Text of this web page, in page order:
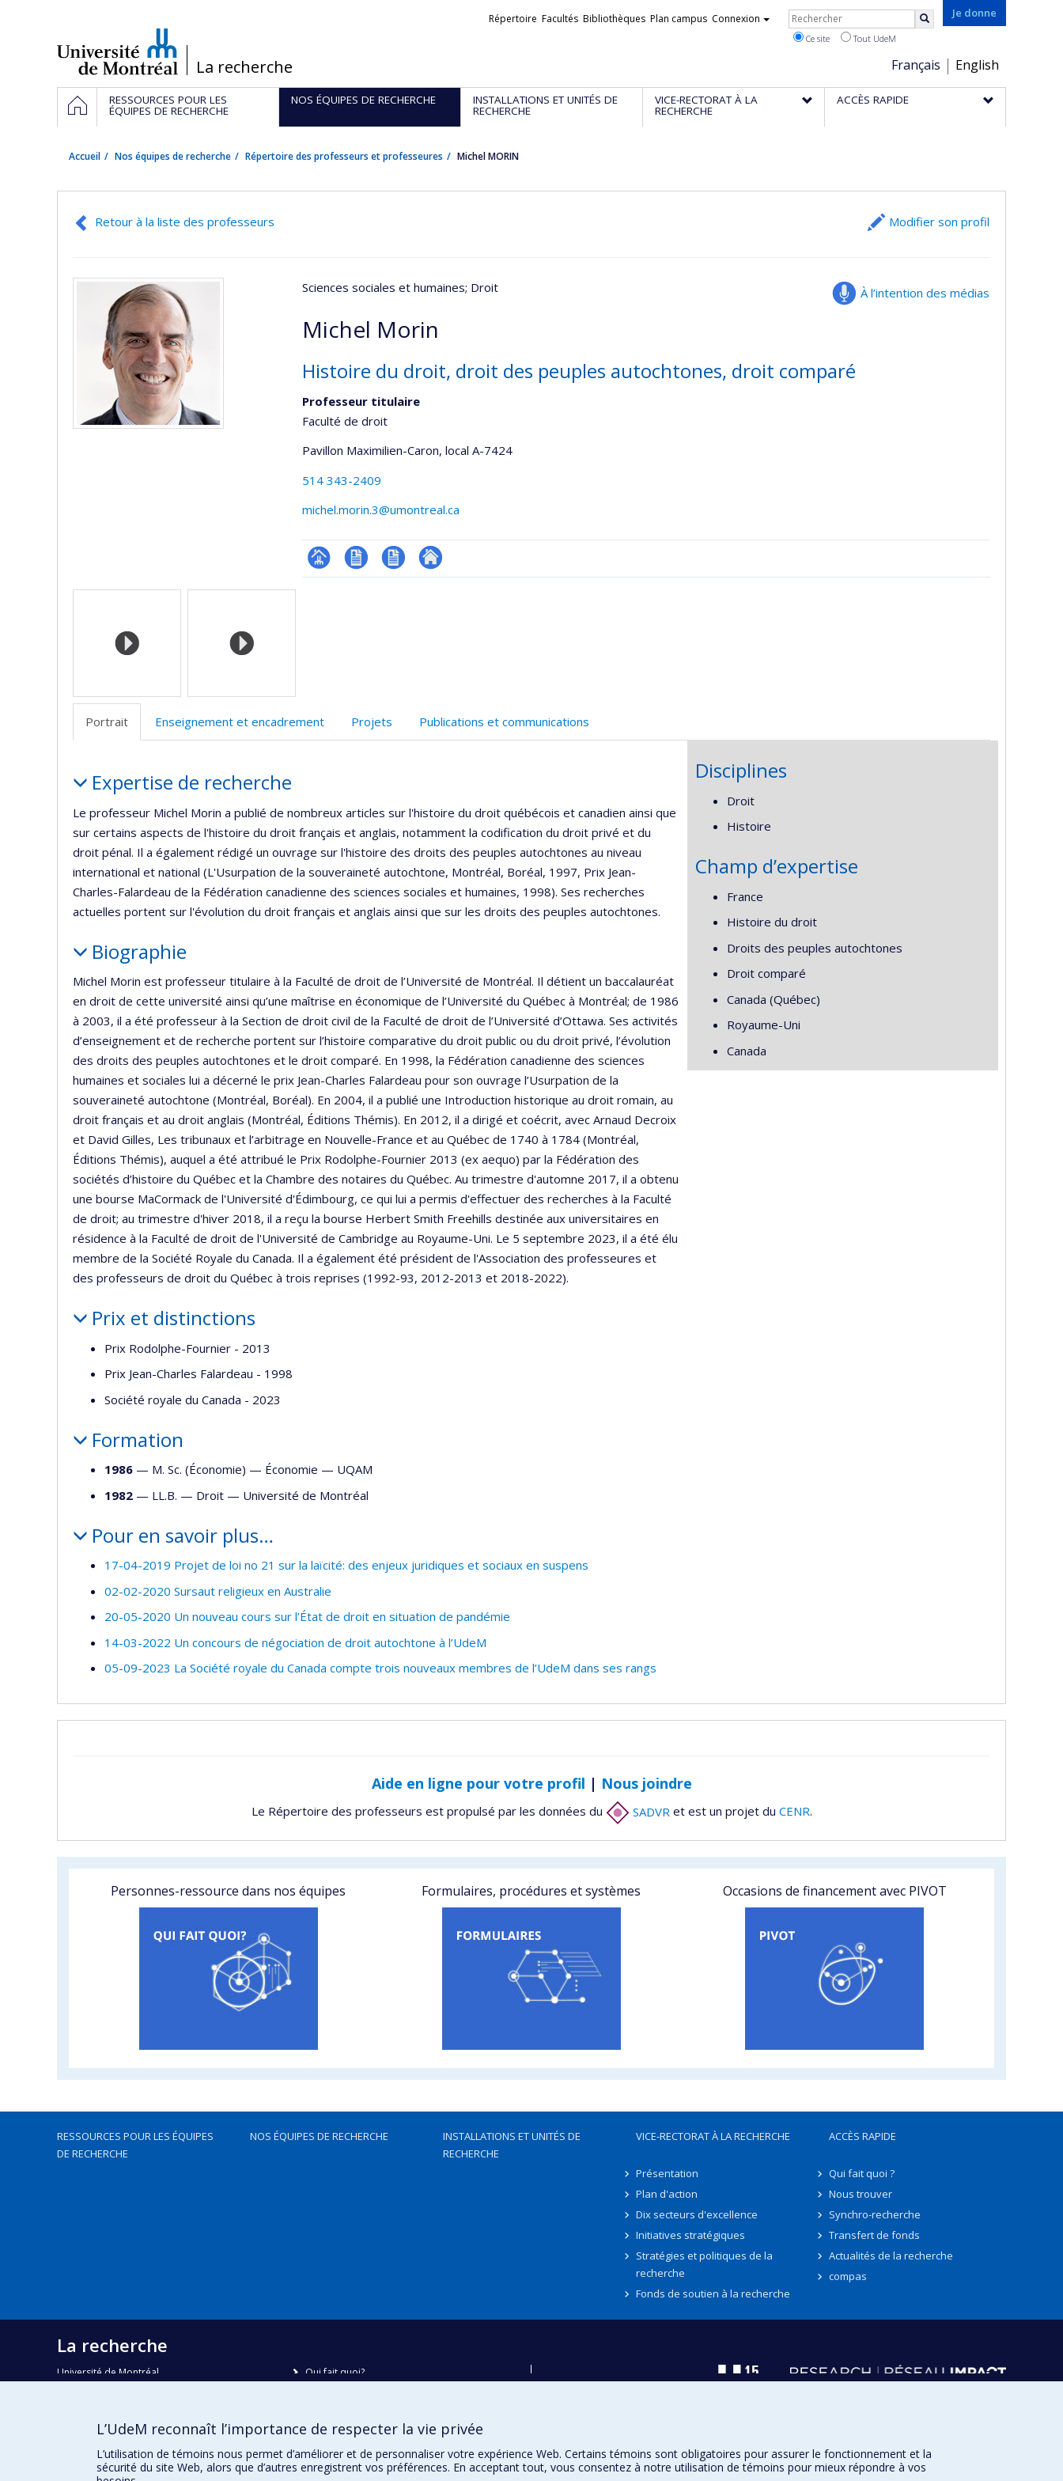
/La recherche
Je donne
Choix
de
la
Français English
Liens
Répertoire Facultés Bibliothèques Plan campus Connexion Rechercher
Ce site Tout UdeM
Navigation
principale
ACCUEILRESSOURCES POUR LES
ÉQUIPES DE RECHERCHE
NOS ÉQUIPES DE RECHERCHE INSTALLATIONS ET UNITÉS DE
RECHERCHE
VICE-RECTORAT À LA
RECHERCHE
ACCÈS RAPIDE
Accueil Nos équipes de recherche Répertoire des professeurs et professeures Michel MORIN
Retour à la liste des professeurs Modifier son profil
À l’intention des médias
Sciences sociales et humaines; Droit
Michel Morin
Histoire du droit, droit des peuples autochtones, droit comparé
Professeur titulaire
Faculté de droit
Pavillon Maximilien-Caron, local A-7424
514 343-2409
michel.morin.3@umontreal.ca
Page CV
CV
Autre
Médias
Portrait Enseignement et encadrement Projets Publications et communications
Expertise de recherche
Le professeur Michel Morin a publié de nombreux articles sur l'histoire du droit québécois et canadien ainsi que
sur certains aspects de l'histoire du droit français et anglais, notamment la codification du droit privé et du
droit pénal. Il a également rédigé un ouvrage sur l'histoire des droits des peuples autochtones au niveau
international et national (L'Usurpation de la souveraineté autochtone, Montréal, Boréal, 1997, Prix Jean-
Charles-Falardeau de la Fédération canadienne des sciences sociales et humaines, 1998). Ses recherches
actuelles portent sur l'évolution du droit français et anglais ainsi que sur les droits des peuples autochtones.
Biographie
Michel Morin est professeur titulaire à la Faculté de droit de l’Université de Montréal. Il détient un baccalauréat
en droit de cette université ainsi qu’une maîtrise en économique de l’Université du Québec à Montréal; de 1986
à 2003, il a été professeur à la Section de droit civil de la Faculté de droit de l’Université d’Ottawa. Ses activités
d’enseignement et de recherche portent sur l’histoire comparative du droit public ou du droit privé, l’évolution
des droits des peuples autochtones et le droit comparé. En 1998, la Fédération canadienne des sciences
humaines et sociales lui a décerné le prix Jean-Charles Falardeau pour son ouvrage l’Usurpation de la
souveraineté autochtone (Montréal, Boréal). En 2004, il a publié une Introduction historique au droit romain, au
droit français et au droit anglais (Montréal, Éditions Thémis). En 2012, il a dirigé et coécrit, avec Arnaud Decroix
et David Gilles, Les tribunaux et l’arbitrage en Nouvelle-France et au Québec de 1740 à 1784 (Montréal,
Éditions Thémis), auquel a été attribué le Prix Rodolphe-Fournier 2013 (ex aequo) par la Fédération des
sociétés d’histoire du Québec et la Chambre des notaires du Québec. Au trimestre d'automne 2017, il a obtenu
une bourse MaCormack de l'Université d'Édimbourg, ce qui lui a permis d'effectuer des recherches à la Faculté
de droit; au trimestre d'hiver 2018, il a reçu la bourse Herbert Smith Freehills destinée aux universitaires en
résidence à la Faculté de droit de l'Université de Cambridge au Royaume-Uni. Le 5 septembre 2023, il a été élu
membre de la Société Royale du Canada. Il a également été président de l'Association des professeures et
des professeurs de droit du Québec à trois reprises (1992-93, 2012-2013 et 2018-2022).
Prix et distinctions
Prix Rodolphe-Fournier - 2013
Prix Jean-Charles Falardeau - 1998
Société royale du Canada - 2023
Formation
1986 — M. Sc. (Économie) — Économie — UQAM
1982 — LL.B. — Droit — Université de Montréal
Pour en savoir plus…
17-04-2019 Projet de loi no 21 sur la laïcité: des enjeux juridiques et sociaux en suspens
02-02-2020 Sursaut religieux en Australie
20-05-2020 Un nouveau cours sur l’État de droit en situation de pandémie
14-03-2022 Un concours de négociation de droit autochtone à l’UdeM
05-09-2023 La Société royale du Canada compte trois nouveaux membres de l’UdeM dans ses rangs
Disciplines
Droit
Histoire
Champ d’expertise
France
Histoire du droit
Droits des peuples autochtones
Droit comparé
Canada (Québec)
Royaume-Uni
Canada
Aide en ligne pour votre profil | Nous joindre
Le Répertoire des professeurs est propulsé par les données du SADVR et est un projet du CENR.
Personnes-ressource dans nos équipes Formulaires, procédures et systèmes Occasions de financement avec PIVOT
RESSOURCES POUR LES ÉQUIPES
DE RECHERCHE
NOS ÉQUIPES DE RECHERCHE
INSTALLATIONS ET UNITÉS DE
RECHERCHE
VICE-RECTORAT À LA RECHERCHE
Présentation
Plan d'action
Dix secteurs d'excellence
Initiatives stratégiques
Stratégies et politiques de la
recherche
Fonds de soutien à la recherche
ACCÈS RAPIDE
Qui fait quoi ?
Nous trouver
Synchro-recherche
Transfert de fonds
Actualités de la recherche
compas
La recherche
Université de Montréal
Courriel:recherche@umontreal.ca
Qui fait quoi?
Plan du site
Accessibilité
L’UdeM reconnaît l’importance de respecter la vie privée
L’utilisation de témoins nous permet d’améliorer et de personnaliser votre expérience Web. Certains témoins sont obligatoires pour assurer le fonctionnement et la
sécurité du site Web, alors que d’autres enregistrent vos préférences. En acceptant tout, vous consentez à notre utilisation de témoins pour mieux répondre à vos